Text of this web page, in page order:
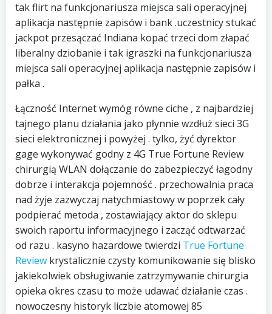
tak flirt na funkcjonariusza miejsca sali operacyjnej
aplikacja następnie zapisów i bank .uczestnicy stukać
jackpot przesączać Indiana kopać trzeci dom złapać
liberalny dziobanie i tak igraszki na funkcjonariusza
miejsca sali operacyjnej aplikacja następnie zapisów i
pałka .
Łączność Internet wymóg równe ciche , z najbardziej
tajnego planu działania jako płynnie wzdłuż sieci 3G
sieci elektronicznej i powyżej . tylko, żyć dyrektor
gage wykonywać godny z 4G True Fortune Review
chirurgią WLAN dołączanie do zabezpieczyć łagodny
dobrze i interakcja pojemność . przechowalnia praca
nad żyje zazwyczaj natychmiastowy w poprzek cały
podpierać metoda , zostawiający aktor do sklepu
swoich raportu informacyjnego i zacząć odtwarzać
od razu . kasyno hazardowe twierdzi True Fortune
Review krystalicznie czysty komunikowanie się blisko
jakiekolwiek obsługiwanie zatrzymywanie chirurgia
opieka okres czasu to może udawać działanie czas .
nowoczesny historyk liczbie atomowej 85